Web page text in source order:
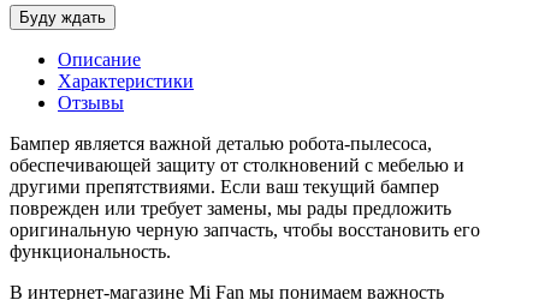
Описание
Характеристики
Отзывы
Бампер является важной деталью робота-пылесоса,
обеспечивающей защиту от столкновений с мебелью и
другими препятствиями. Если ваш текущий бампер
поврежден или требует замены, мы рады предложить
оригинальную черную запчасть, чтобы восстановить его
функциональность.
В интернет-магазине Mi Fan мы понимаем важность